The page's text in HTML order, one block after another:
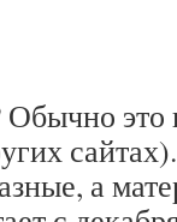
Обычно
сайтах).
а